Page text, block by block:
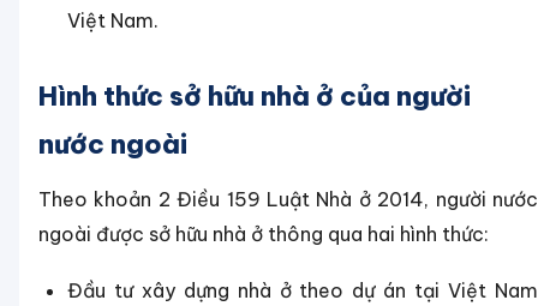
Việt Nam.
Hình thức sở hữu nhà ở của người
nước ngoài
Theo khoản 2 Điều 159 Luật Nhà ở 2014, người nước
ngoài được sở hữu nhà ở thông qua hai hình thức:
Đầu tư xây dựng nhà ở theo dự án tại Việt Nam